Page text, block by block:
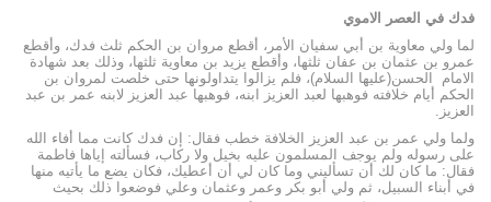
فدك في العصر الاموي
لما ولي معاوية بن أبي سفيان الأمر، أقطع مروان بن الحكم ثلث فدك، وأقطع
عمرو بن عثمان بن عفان ثلثها، وأقطع يزيد بن معاوية ثلثها، وذلك بعد شهادة
الامام الحسن(عليها السلام)، فلم يزالوا يتداولونها حتى خلصت لمروان بن
الحكم أيام خلافته فوهبها لعبد العزيز ابنه، فوهبها عبد العزيز لابنه عمر بن عبد
العزيز.
ولما ولي عمر بن عبد العزيز الخلافة خطب فقال: إن فدك كانت مما أفاء الله
على رسوله ولم يوجف المسلمون عليه بخيل ولا ركاب، فسألته إياها فاطمة
فقال: ما كان لك أن تسأليني وما كان لي أن أعطيك، فكان يضع ما يأتيه منها
في أبناء السبيل، ثم ولي أبو بكر وعمر وعثمان وعلي فوضعوا ذلك بحيث